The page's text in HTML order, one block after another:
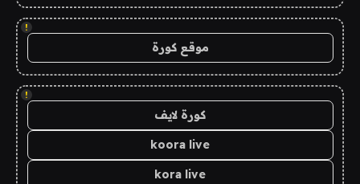
!
موقع كورة
!
كورة لايف
koora live
kora live